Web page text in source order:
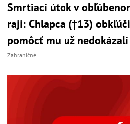
Smrtiaci útok v
raji: Chlapca (†13)
pomôcť mu už nedokázali
Zahraničné